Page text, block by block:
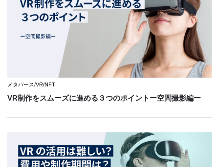
メタバース/VR/NFT
VR制作をスムーズに進める３つのポイントー空間撮影編ー